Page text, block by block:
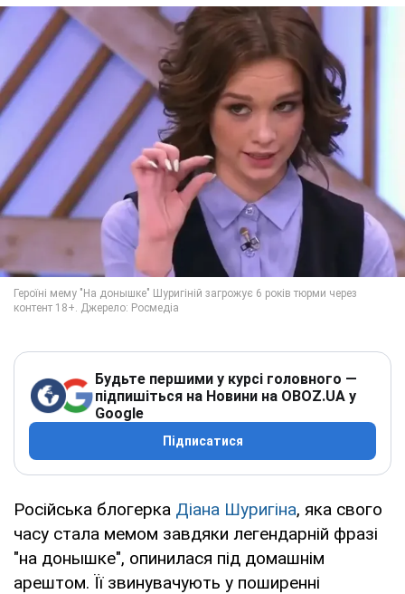
Будьте першими у курсі головного —
підпишіться на Новини на OBOZ.UA у
Google
Підписатися
Російська блогерка Діана Шуригіна, яка свого
часу стала мемом завдяки легендарній фразі
"на донышке", опинилася під домашнім
арештом. Її звинувачують у поширенні